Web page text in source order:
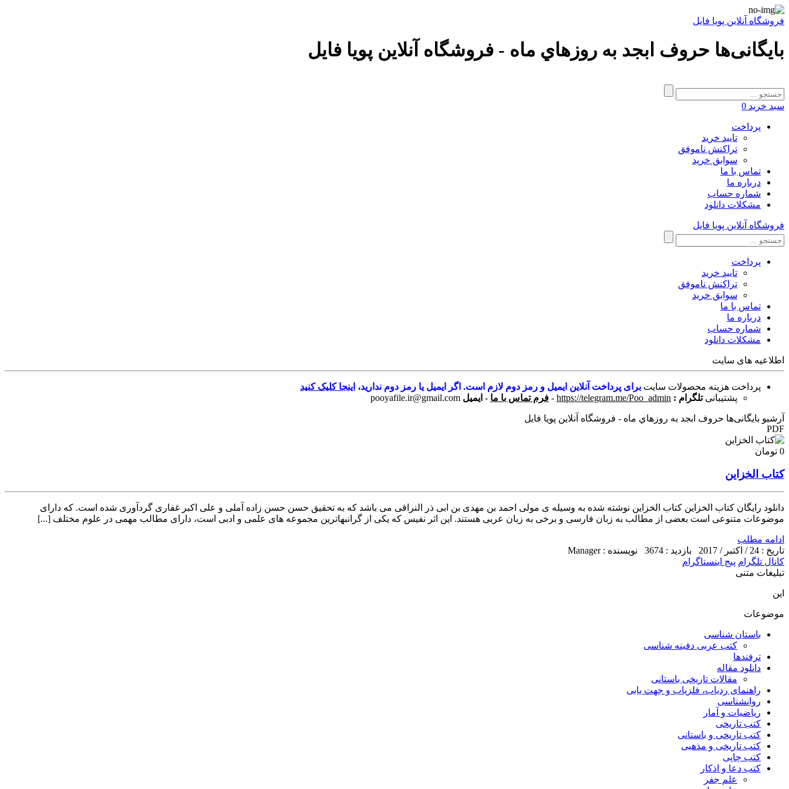
فروشگاه آنلاین پویا فایل
بایگانی‌ها حروف ابجد به روزهاي ماه - فروشگاه آنلاین پویا فایل
سبد خرید 0
پرداخت
تایید خرید
تراکنش ناموفق
سوابق خرید
تماس با ما
درباره ما
شماره حساب
مشکلات دانلود
فروشگاه آنلاین پویا فایل
پرداخت
تایید خرید
تراکنش ناموفق
سوابق خرید
تماس با ما
درباره ما
شماره حساب
مشکلات دانلود
اطلاعیه های سایت
پرداخت هزینه محصولات سایت برای پرداخت آنلاین ایمیل و رمز دوم لازم است. اگر ایمیل یا رمز دوم ندارید، اینجا کلیک کنید
پشتیبانی تلگرام : https://telegram.me/Poo_admin
- فرم تماس با ما - ایمیل pooyafile.ir@gmail.com
آرشیو بایگانی‌ها حروف ابجد به روزهاي ماه - فروشگاه آنلاین پویا فایل
PDF
0 تومان
کتاب الخزاین
دانلود رایگان کتاب الخزاین کتاب الخزاین نوشته شده به وسیله ی مولی احمد بن مهدی بن ابی ذر النراقی می باشد که به تحقیق حسن حسن زاده آملی و علی اکبر غفاری گردآوری شده است. که دارای
موضوعات متنوعی است بعضی از مطالب به زبان فارسی و برخی به زبان عربی هستند. این اثر نفیس که یکی از گرانبهاترین مجموعه ھای علمی و ادبی است، دارای مطالب مھمی در علوم مختلف [...]
ادامه مطلب
تاریخ : 24 / اکتبر / 2017
بازدید : 3674
نویسنده : Manager
کانال تلگرام پیج اینستاگرام
تبلیغات متنی
این
موضوعات
باستان شناسی
کتب عربی دفینه شناسی
ترفندها
دانلود مقاله
مقالات تاریخی باستانی
راهنمای ردیاب، فلزیاب و جهت یابی
روانشناسی
ریاضیات و آمار
کتب تاریخی
کتب تاریخی و باستانی
کتب تاریخی و مذهبی
کتب چاپی
کتب دعا و اذکار
علم جفر